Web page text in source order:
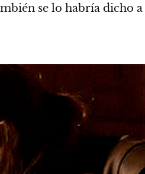
se lo habría dicho a